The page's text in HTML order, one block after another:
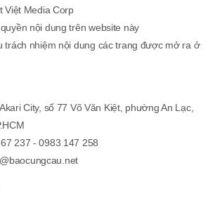
Việt Media Corp
nội dung trên website này
trách nhiệm nội dung các trang được mở ra ở
City, số 77 Võ Văn Kiệt, phường An Lạc,
237 - 0983 147 258